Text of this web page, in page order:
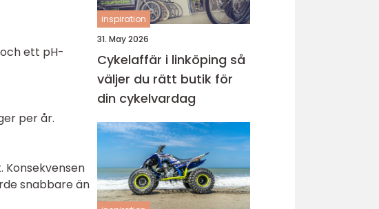
ett pH-
per år.
snabbare än
inspiration
31. May 2026
Cykelaffär i linköping så
väljer du rätt butik för
din cykelvardag